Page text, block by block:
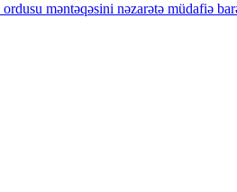
ordusu məntəqəsini nəzarətə müdafiə